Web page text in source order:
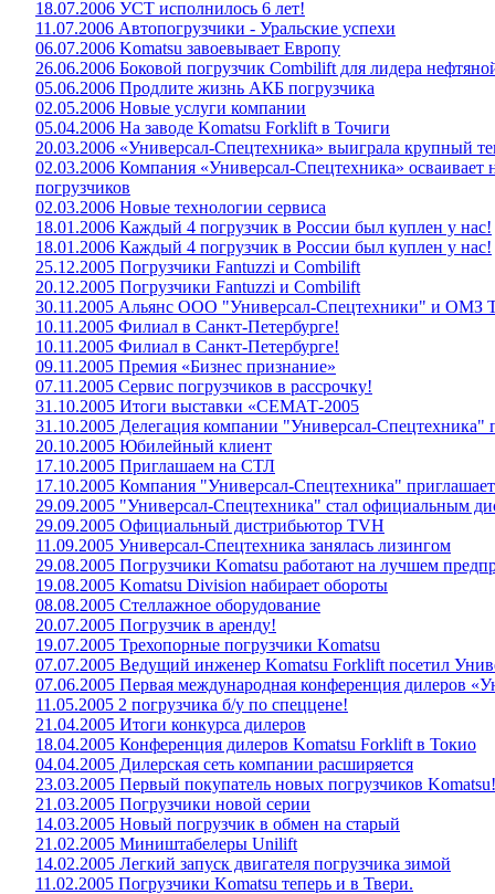
18.07.2006 УСТ исполнилось 6 лет!
11.07.2006 Автопогрузчики - Уральские успехи
06.07.2006 Komatsu завоевывает Европу
26.06.2006 Боковой погрузчик Combilift для лидера
05.06.2006 Продлите жизнь АКБ погрузчика
02.05.2006 Новые услуги компании
05.04.2006 На заводе Komatsu Forklift в Точиги
20.03.2006 «Универсал-Спецтехника» выиграла крупный
02.03.2006 Компания «Универсал-Спецтехника»
погрузчиков
02.03.2006 Новые технологии сервиса
18.01.2006 Каждый 4 погрузчик в России был куплен у нас!
18.01.2006 Каждый 4 погрузчик в России был куплен у нас!
25.12.2005 Погрузчики Fantuzzi и Combilift
20.12.2005 Погрузчики Fantuzzi и Combilift
30.11.2005 Альянс ООО "Универсал-Спецтехники" и ОМЗ
10.11.2005 Филиал в Санкт-Петербурге!
10.11.2005 Филиал в Санкт-Петербурге!
09.11.2005 Премия «Бизнес признание»
07.11.2005 Сервис погрузчиков в рассрочку!
31.10.2005 Итоги выставки «СЕМАТ-2005
31.10.2005 Делегация компании "Универсал-
20.10.2005 Юбилейный клиент
17.10.2005 Приглашаем на СТЛ
17.10.2005 Компания "Универсал-Спецтехника"
29.09.2005 "Универсал-Спецтехника" стал официальным
29.09.2005 Официальный дистрибьютор TVH
11.09.2005 Универсал-Спецтехника занялась лизингом
29.08.2005 Погрузчики Komatsu работают на лучшем
19.08.2005 Komatsu Division набирает обороты
08.08.2005 Стеллажное оборудование
20.07.2005 Погрузчик в аренду!
19.07.2005 Трехопорные погрузчики Komatsu
07.07.2005 Ведущий инженер Komatsu Forklift посетил
07.06.2005 Первая международная конференция дилеров
11.05.2005 2 погрузчика б/у по спеццене!
21.04.2005 Итоги конкурса дилеров
18.04.2005 Конференция дилеров Komatsu Forklift в Токио
04.04.2005 Дилерская сеть компании расширяется
23.03.2005 Первый покупатель новых погрузчиков Komatsu!
21.03.2005 Погрузчики новой серии
14.03.2005 Новый погрузчик в обмен на старый
21.02.2005 Миништабелеры Unilift
14.02.2005 Легкий запуск двигателя погрузчика зимой
11.02.2005 Погрузчики Komatsu теперь и в Твери.